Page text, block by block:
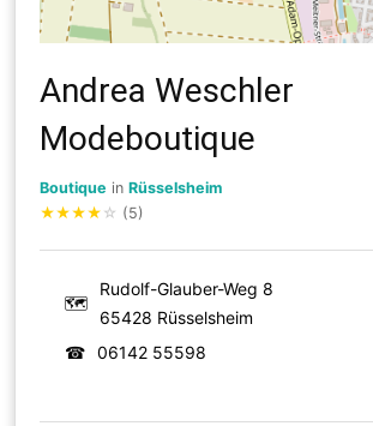
Andrea Weschler
Modeboutique
Boutique inRüsselsheim
★★★★ ☆ (5)
🗺
Rudolf-Glauber-Weg 8
65428 Rüsselsheim
☎
06142 55598